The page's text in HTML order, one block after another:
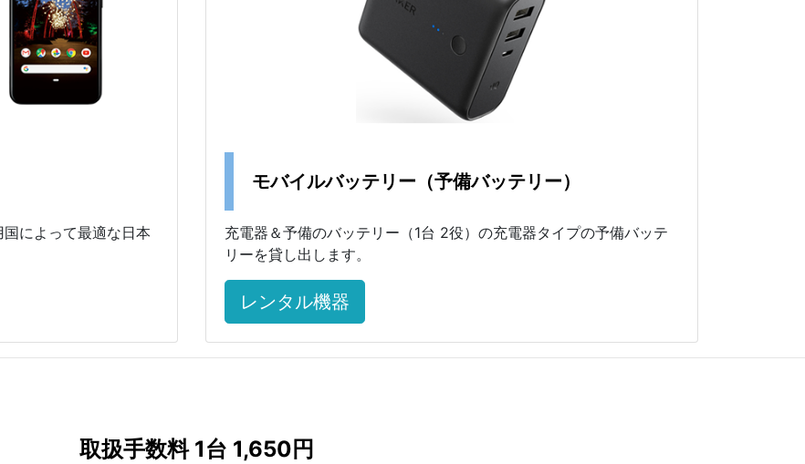
によって最適な日本
モバイルバッテリー（予備バッテリー）
充電器＆予備のバッテリー（1台 2役）の充電器タイプの予備バッテ
リーを貸し出します。
レンタル機器
取扱手数料 1台 1,650円